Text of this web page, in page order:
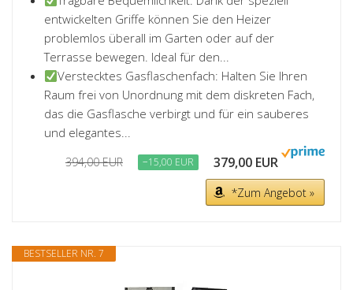
entwickelten Griffe können Sie den Heizer
problemlos überall im Garten oder auf der
Terrasse bewegen. Ideal für den...
Verstecktes Gasflaschenfach: Halten Sie Ihren
Raum frei von Unordnung mit dem diskreten Fach,
das die Gasflasche verbirgt und für ein sauberes
und elegantes...
394,00 EUR −15,00 EUR 379,00 EUR
*Zum Angebot »
BESTSELLER NR. 7